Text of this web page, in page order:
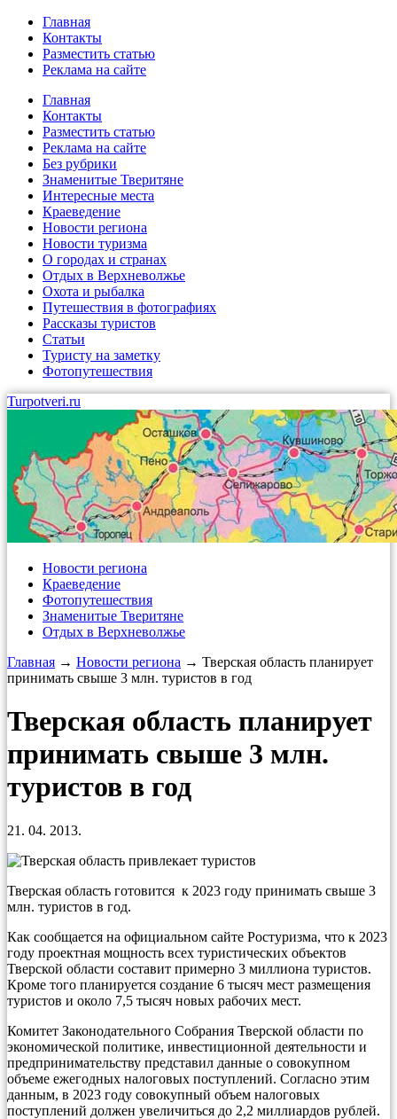
Главная
Контакты
Разместить статью
Реклама на сайте
Главная
Контакты
Разместить статью
Реклама на сайте
Без рубрики
Знаменитые Тверитяне
Интересные места
Краеведение
Новости региона
Новости туризма
О городах и странах
Отдых в Верхневолжье
Охота и рыбалка
Путешествия в фотографиях
Рассказы туристов
Статьи
Туристу на заметку
Фотопутешествия
Turpotveri.ru
Новости региона
Краеведение
Фотопутешествия
Знаменитые Тверитяне
Отдых в Верхневолжье
Главная → Новости региона → Тверская область планирует
принимать свыше 3 млн. туристов в год
Тверская область планирует
принимать свыше 3 млн.
туристов в год
21. 04. 2013.
Тверская область готовится к 2023 году принимать свыше 3
млн. туристов в год.
Как сообщается на официальном сайте Ростуризма, что к 2023
году проектная мощность всех туристических объектов
Тверской области составит примерно 3 миллиона туристов.
Кроме того планируется создание 6 тысяч мест размещения
туристов и около 7,5 тысяч новых рабочих мест.
Комитет Законодательного Собрания Тверской области по
экономической политике, инвестиционной деятельности и
предпринимательству представил данные о совокупном
объеме ежегодных налоговых поступлений. Согласно этим
данным, в 2023 году совокупный объем налоговых
поступлений должен увеличиться до 2,2 миллиардов рублей.